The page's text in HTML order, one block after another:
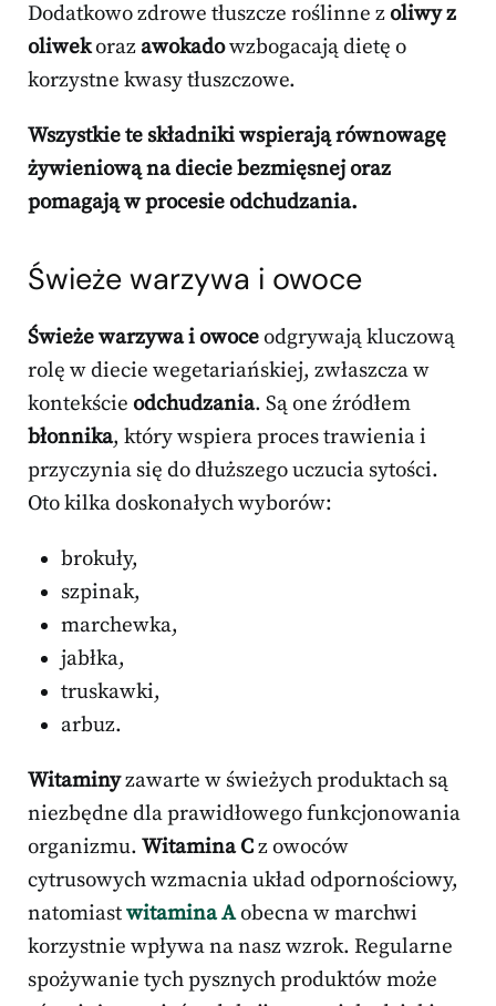
Dodatkowo zdrowe tłuszcze roślinne zoliwy z
oliwekorazawokadowzbogacają dietę o
korzystne kwasy tłuszczowe.
Wszystkie te składniki wspierają równowagę
żywieniową na diecie bezmięsnej oraz
pomagają w procesie odchudzania.
Świeże warzywa i owoce
Świeże warzywa i owoceodgrywają kluczową
rolę w diecie wegetariańskiej, zwłaszcza w
kontekście odchudzania. Są one źródłem
błonnika, który wspiera proces trawienia i
przyczynia się do dłuższego uczucia sytości.
Oto kilka doskonałych wyborów:
brokuły,
szpinak,
marchewka,
jabłka,
truskawki,
arbuz.
Witaminyzawarte w świeżych produktach są
niezbędne dla prawidłowego funkcjonowania
organizmu. Witamina Cz owoców
cytrusowych wzmacnia układ odpornościowy,
natomiastwitamina Aobecna w marchwi
korzystnie wpływa na nasz wzrok. Regularne
spożywanie tych pysznych produktów może